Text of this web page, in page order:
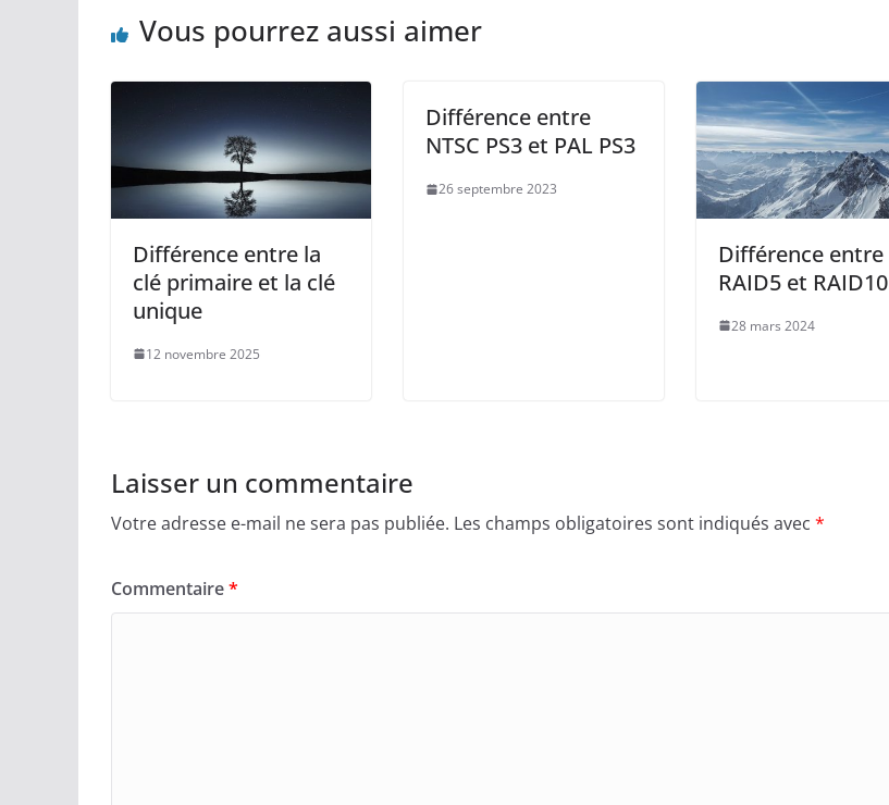
Vous pourrez aussi aimer
Différence entre la
clé primaire et la clé
unique
12 novembre 2025
Différence entre
NTSC PS3 et PAL PS3
26 septembre 2023
Différence entre
RAID5 et RAID10
28 mars 2024
Laisser un commentaire
Votre adresse e-mail ne sera pas publiée. Les champs obligatoires sont indiqués avec *
Commentaire*